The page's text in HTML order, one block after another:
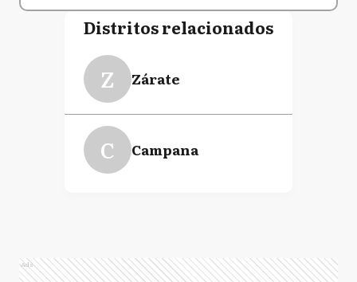
Distritos relacionados
Z Zárate
C Campana
Ads